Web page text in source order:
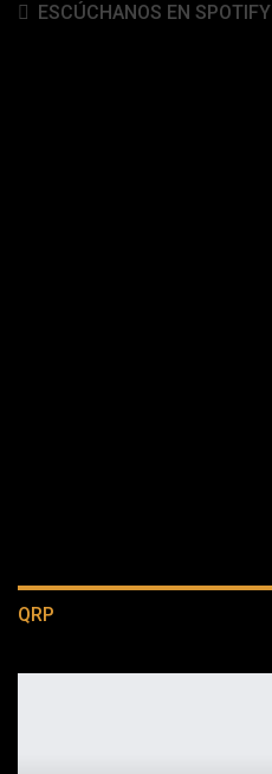
ESCÚCHANOS EN SPOTIFY
QRP